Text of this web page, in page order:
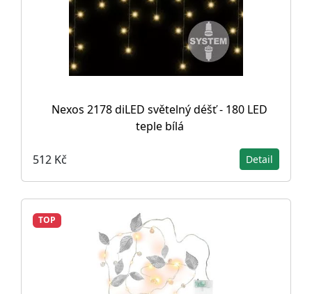
Nexos 2178 diLED světelný déšť - 180 LED
teple bílá
512 Kč Detail
TOP